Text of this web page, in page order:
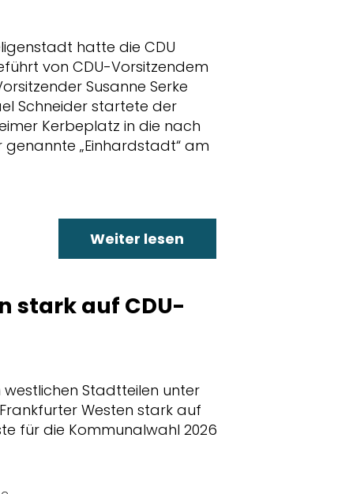
hatte die CDU
von CDU-Vorsitzendem
Susanne Serke
Schneider startete der
Kerbeplatz in die nach
„Einhardstadt“ am
Weiter lesen
stark auf CDU-
Stadtteilen unter
Westen stark auf
für die Kommunalwahl 2026